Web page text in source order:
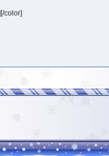
color]